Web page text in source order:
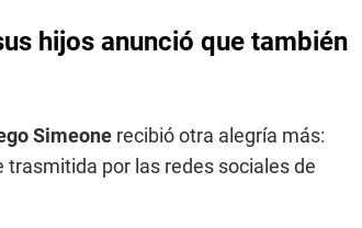
hijos anunció que también
Simeone recibió otra alegría más:
trasmitida por las redes sociales de